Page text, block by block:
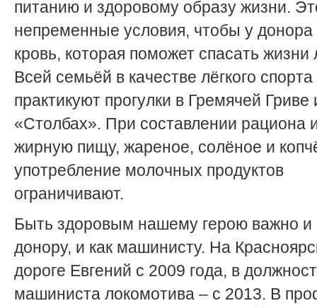
питанию и здоровому образу жизни.
непременные условия, чтобы у
кровь, которая поможет спасать
Всей семьёй в качестве лёгкого
практикуют прогулки в Гремячей Гриве
«Столбах». При составлении рациона
жирную пищу, жареное, солёное и
употребление молочных продуктов
ограничивают.
Быть здоровым нашему герою важно и
донору, и как машинисту. На
дороге Евгений с 2009 года, в
машиниста локомотива – с 2013. В